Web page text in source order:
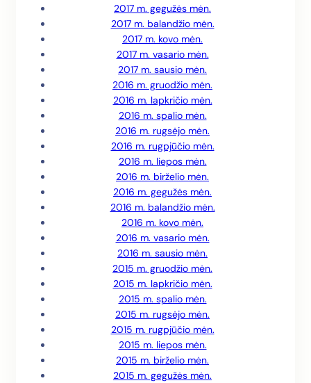
2017 m. gegužės mėn.
2017 m. balandžio mėn.
2017 m. kovo mėn.
2017 m. vasario mėn.
2017 m. sausio mėn.
2016 m. gruodžio mėn.
2016 m. lapkričio mėn.
2016 m. spalio mėn.
2016 m. rugsėjo mėn.
2016 m. rugpjūčio mėn.
2016 m. liepos mėn.
2016 m. birželio mėn.
2016 m. gegužės mėn.
2016 m. balandžio mėn.
2016 m. kovo mėn.
2016 m. vasario mėn.
2016 m. sausio mėn.
2015 m. gruodžio mėn.
2015 m. lapkričio mėn.
2015 m. spalio mėn.
2015 m. rugsėjo mėn.
2015 m. rugpjūčio mėn.
2015 m. liepos mėn.
2015 m. birželio mėn.
2015 m. gegužės mėn.